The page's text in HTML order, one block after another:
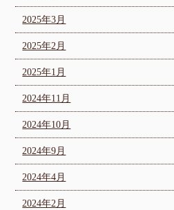
2025年3月
2025年2月
2025年1月
2024年11月
2024年10月
2024年9月
2024年4月
2024年2月